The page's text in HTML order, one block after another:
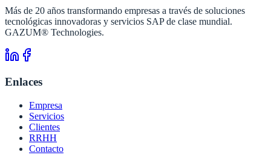
Más de 20 años transformando empresas a través de soluciones
tecnológicas innovadoras y servicios SAP de clase mundial.
GAZUM® Technologies.
Enlaces
Empresa
Servicios
Clientes
RRHH
Contacto